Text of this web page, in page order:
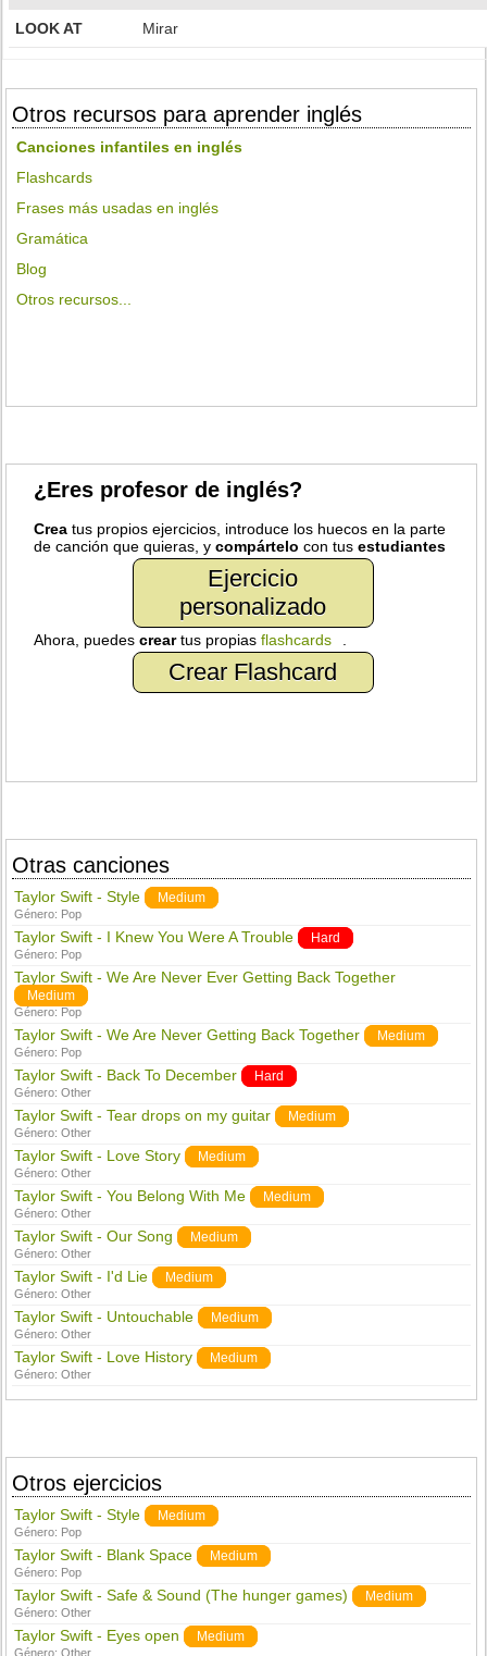
LOOK AT Mirar
Otros recursos para aprender inglés
Canciones infantiles en inglés
Flashcards
Frases más usadas en inglés
Gramática
Blog
Otros recursos...
¿Eres profesor de inglés?
Crea tus propios ejercicios, introduce los huecos en la parte
de canción que quieras, ycompártelo con tusestudiantes
Ejercicio
personalizado
Ahora, puedescreartus propiasflashcards
Crear Flashcard
Otras canciones
Taylor Swift - Style Medium
Género: Pop
Taylor Swift - I Knew You Were A Trouble Hard
Género: Pop
Taylor Swift - We Are Never Ever Getting Back Together
Medium
Género: Pop
Taylor Swift - We Are Never Getting Back Together Medium
Género: Pop
Taylor Swift - Back To December Hard
Género:Other
Taylor Swift - Tear drops on my guitar Medium
Género:Other
Taylor Swift - Love Story Medium
Género:Other
Taylor Swift - You Belong With Me Medium
Género:Other
Taylor Swift - Our Song Medium
Género:Other
Taylor Swift - I'd Lie Medium
Género:Other
Taylor Swift - Untouchable Medium
Género:Other
Taylor Swift - Love History Medium
Género:Other
Otros ejercicios
Taylor Swift - Style Medium
Género: Pop
Taylor Swift - Blank Space Medium
Género: Pop
Taylor Swift - Safe & Sound (The hunger games) Medium
Género:Other
Taylor Swift - Eyes open Medium
Género:Other